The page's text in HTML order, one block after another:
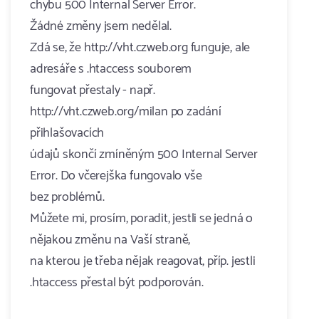
chybu 500 Internal Server Error.
Žádné změny jsem nedělal.
Zdá se, že http://vht.czweb.org funguje, ale
adresáře s .htaccess souborem
fungovat přestaly - např.
http://vht.czweb.org/milan po zadání
přihlašovacích
údajů skončí zmíněným 500 Internal Server
Error. Do včerejška fungovalo vše
bez problémů.
Můžete mi, prosím, poradit, jestli se jedná o
nějakou změnu na Vaší straně,
na kterou je třeba nějak reagovat, příp. jestli
.htaccess přestal být podporován.